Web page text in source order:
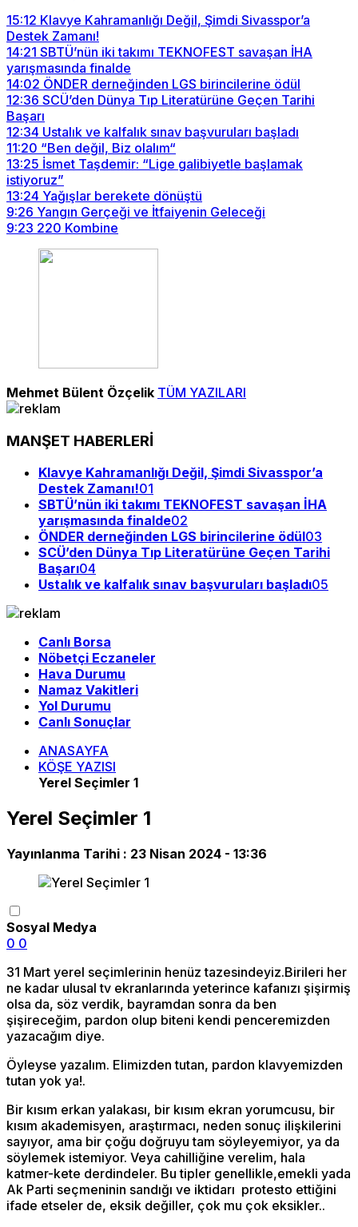
15:12 Klavye Kahramanlığı Değil, Şimdi Sivasspor’a
Destek Zamanı!
14:21 SBTÜ’nün iki takımı TEKNOFEST savaşan İHA
yarışmasında finalde
14:02 ÖNDER derneğinden LGS birincilerine ödül
12:36 SCÜ’den Dünya Tıp Literatürüne Geçen Tarihi
Başarı
12:34 Ustalık ve kalfalık sınav başvuruları başladı
11:20 “Ben değil, Biz olalım“
13:25 İsmet Taşdemir: “Lige galibiyetle başlamak
istiyoruz”
13:24 Yağışlar berekete dönüştü
9:26 Yangın Gerçeği ve İtfaiyenin Geleceği
9:23 220 Kombine
Mehmet Bülent Özçelik TÜM YAZILARI
MANŞET HABERLERİ
Klavye Kahramanlığı Değil, Şimdi Sivasspor’a
Destek Zamanı!01
SBTÜ’nün iki takımı TEKNOFEST savaşan İHA
yarışmasında finalde02
ÖNDER derneğinden LGS birincilerine ödül03
SCÜ’den Dünya Tıp Literatürüne Geçen Tarihi
Başarı04
Ustalık ve kalfalık sınav başvuruları başladı05
Canlı Borsa
Nöbetçi Eczaneler
Hava Durumu
Namaz Vakitleri
Yol Durumu
Canlı Sonuçlar
ANASAYFA
KÖŞE YAZISI
Yerel Seçimler 1
Yerel Seçimler 1
Yayınlanma Tarihi : 23 Nisan 2024 - 13:36
Sosyal Medya
0 0
31 Mart yerel seçimlerinin henüz tazesindeyiz.Birileri her
ne kadar ulusal tv ekranlarında yeterince kafanızı şişirmiş
olsa da, söz verdik, bayramdan sonra da ben
şişireceğim, pardon olup biteni kendi penceremizden
yazacağım diye.
Öyleyse yazalım. Elimizden tutan, pardon klavyemizden
tutan yok ya!.
Bir kısım erkan yalakası, bir kısım ekran yorumcusu, bir
kısım akademisyen, araştırmacı, neden sonuç ilişkilerini
sayıyor, ama bir çoğu doğruyu tam söyleyemiyor, ya da
söylemek istemiyor. Veya cahilliğine verelim, hala
katmer-kete derdindeler. Bu tipler genellikle,emekli yada
Ak Parti seçmeninin sandığı ve iktidarı protesto ettiğini
ifade etseler de, eksik değiller, çok mu çok eksikler..